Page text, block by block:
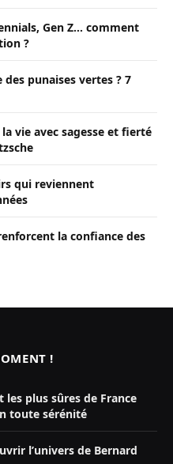
Gen Z… comment
?
punaises vertes ? 7
vie avec sagesse et fierté
qui reviennent
la confiance des
!
plus sûres de France
toute sérénité
l’univers de Bernard